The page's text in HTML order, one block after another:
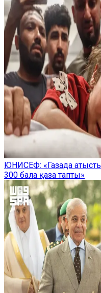
ЮНИСЕФ: «Газада атысты
300 бала қаза тапты»